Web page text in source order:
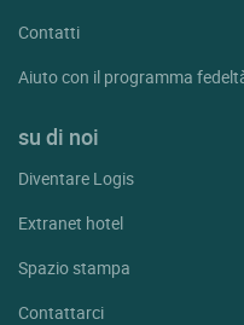
Contatti
Aiuto con il programma
su di noi
Diventare Logis
Extranet hotel
Spazio stampa
Contattarci